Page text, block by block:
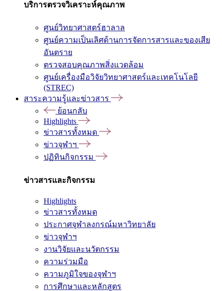
บริการตรวจวิเคราะห์คุณภาพ
ศูนย์วิทยาศาสตร์ฮาลาล
ศูนย์ความเป็นเลิศด้านการจัดการสารและของเสีย
อันตราย
ตรวจสอบคุณภาพสิ่งแวดล้อม
ศูนย์เครื่องมือวิจัยวิทยาศาสตร์และเทคโนโลยี
(STREC)
สาระความรู้และข่าวสาร
ย้อนกลับ
Highlights
ข่าวสารทั้งหมด
ข่าวจุฬาฯ
ปฏิทินกิจกรรม
ข่าวสารและกิจกรรม
Highlights
ข่าวสารทั้งหมด
ประกาศจุฬาลงกรณ์มหาวิทยาลัย
ข่าวจุฬาฯ
งานวิจัยและนวัตกรรม
ความร่วมมือ
ความภูมิใจของจุฬาฯ
การศึกษาและหลักสูตร